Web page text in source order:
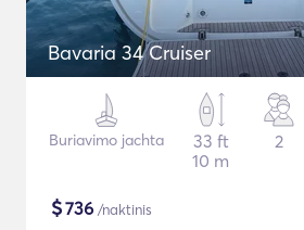
Bavaria 34 Cruiser
Buriavimo jachta
33 ft
10 m
2
$736 /naktinis